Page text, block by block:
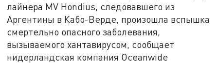
лайнера MV Hondius, следовавшего из
Аргентины в Кабо-Верде, произошла вспышка
смертельно опасного заболевания,
вызываемого хантавирусом, сообщает
нидерландская компания Oceanwide